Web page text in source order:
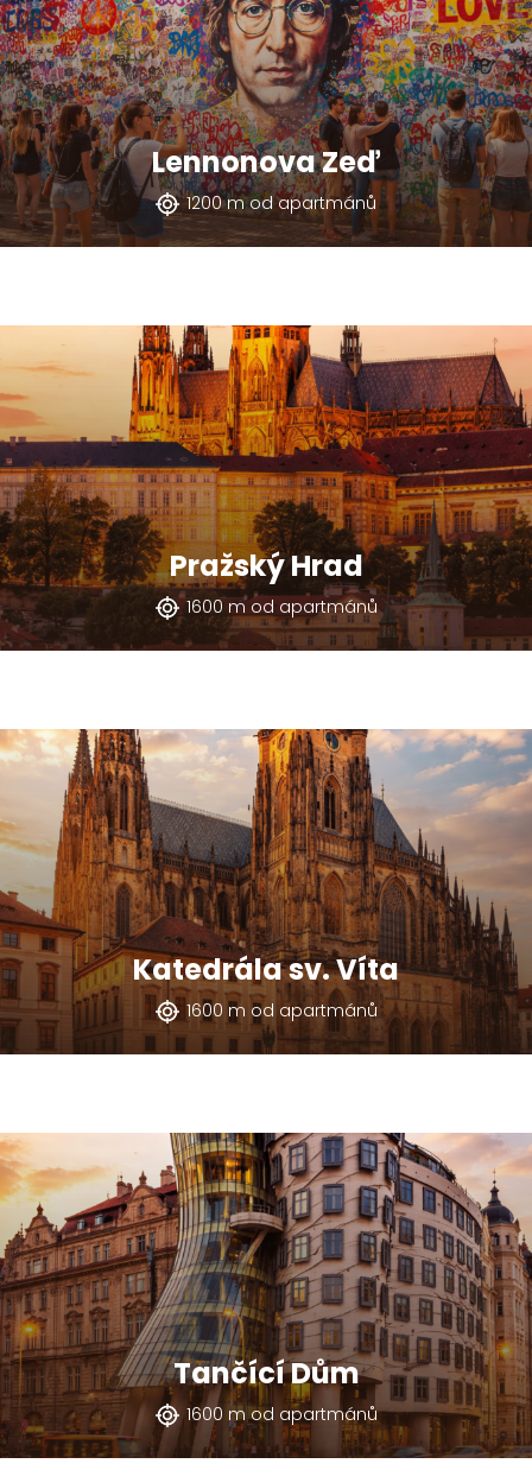
Lennonova Zeď
1200 m od apartmánů
Pražský Hrad
1600 m od apartmánů
Katedrála sv. Víta
1600 m od apartmánů
Tančící Dům
1600 m od apartmánů